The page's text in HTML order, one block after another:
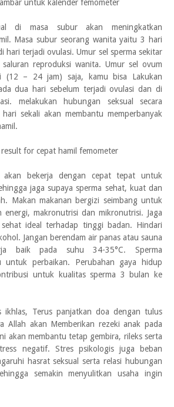
di masa subur akan meningkatkan
Masa subur seorang wanita yaitu 3 hari
hari terjadi ovulasi. Umur sel sperma sekitar
reproduksi wanita. Umur sel ovum
(12 – 24 jam) saja, kamu bisa Lakukan
dua hari sebelum terjadi ovulasi dan di
melakukan hubungan seksual secara
sekali akan membantu memperbanyak
akan bekerja dengan cepat tepat untuk
jaga supaya sperma sehat, kuat dan
Makan makanan bergizi seimbang untuk
energi, makronutrisi dan mikronutrisi. Jaga
ideal terhadap tinggi badan. Hindari
Jangan berendam air panas atau sauna
baik pada suhu 34-35°C. Sperma
untuk perbaikan. Perubahan gaya hidup
untuk kualitas sperma 3 bulan ke
ikhlas, Terus panjatkan doa dengan tulus
Allah akan Memberikan rezeki anak pada
akan membantu tetap gembira, rileks serta
negatif. Stres psikologis juga beban
hasrat seksual serta relasi hubungan
semakin menyulitkan usaha ingin